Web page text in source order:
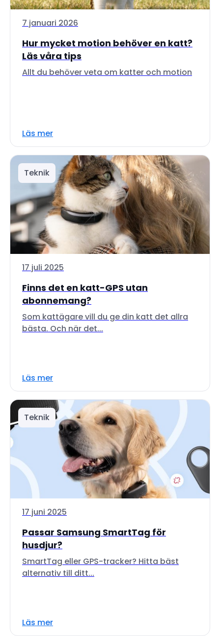
7 januari 2026
Hur mycket motion behöver en katt?
Läs våra tips
Allt du behöver veta om katter och motion
Läs mer
Teknik
17 juli 2025
Finns det en katt-GPS utan
abonnemang?
Som kattägare vill du ge din katt det allra
bästa. Och när det...
Läs mer
Teknik
17 juni 2025
Passar Samsung SmartTag för
husdjur?
SmartTag eller GPS-tracker? Hitta bäst
alternativ till ditt...
Läs mer